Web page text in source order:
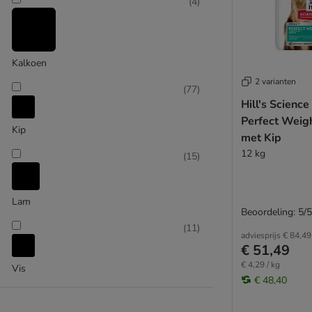
JULIUS K-9
Libra
Lupo
Natural Greatness
Groot 26 - 44 kg
Extra groot > 45 kg
Kalkoen
Kip
(77)
Lam
(15)
Vis
(11)
2 varianten
Hill's
Perfect
met Kip
12 kg
adviesprijs € 84,49
€ 51,49
€ 4,29 / kg
€ 48,40
Beoordeling: 5/5